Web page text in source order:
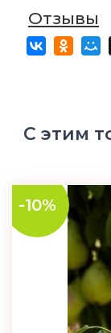
Отзывы
С этим
-10%